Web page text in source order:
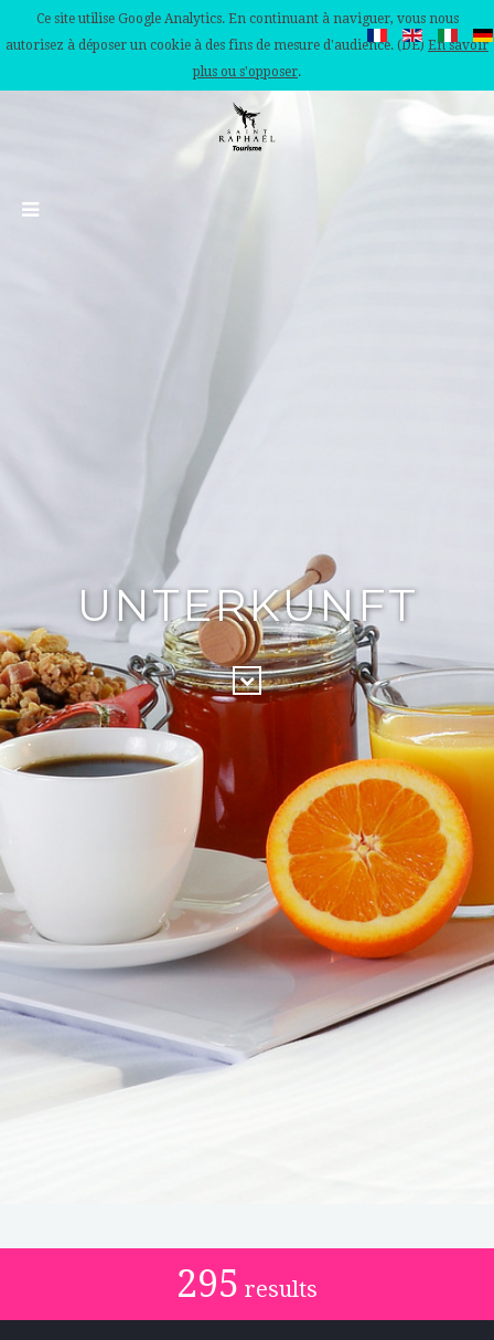
Ce site utilise Google Analytics. En continuant à naviguer, vous nous
autorisez à déposer un cookie à des fins de mesure d'audience. (DE) En savoir
plus ou s'opposer.
UNTERKUNFT
295 results